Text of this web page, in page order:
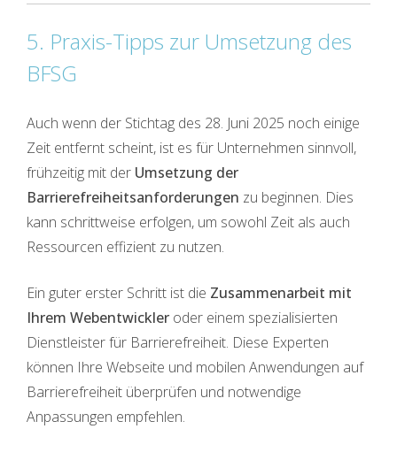
5. Praxis-Tipps zur Umsetzung des
BFSG
Auch wenn der Stichtag des 28. Juni 2025 noch einige
Zeit entfernt scheint, ist es für Unternehmen sinnvoll,
frühzeitig mit der Umsetzung der
Barrierefreiheitsanforderungen zu beginnen. Dies
kann schrittweise erfolgen, um sowohl Zeit als auch
Ressourcen effizient zu nutzen.
Ein guter erster Schritt ist die Zusammenarbeit mit
Ihrem Webentwickler oder einem spezialisierten
Dienstleister für Barrierefreiheit. Diese Experten
können Ihre Webseite und mobilen Anwendungen auf
Barrierefreiheit überprüfen und notwendige
Anpassungen empfehlen.